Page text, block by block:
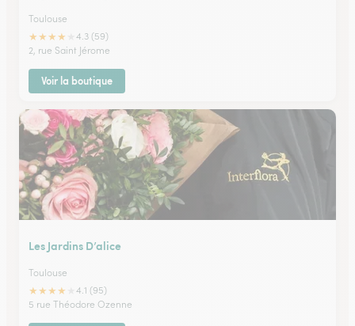
Toulouse
★★★★
4.3 (59)
2, rue Saint Jérome
Voir la boutique
Les Jardins D’alice
Toulouse
★★★★
4.1 (95)
5 rue Théodore Ozenne